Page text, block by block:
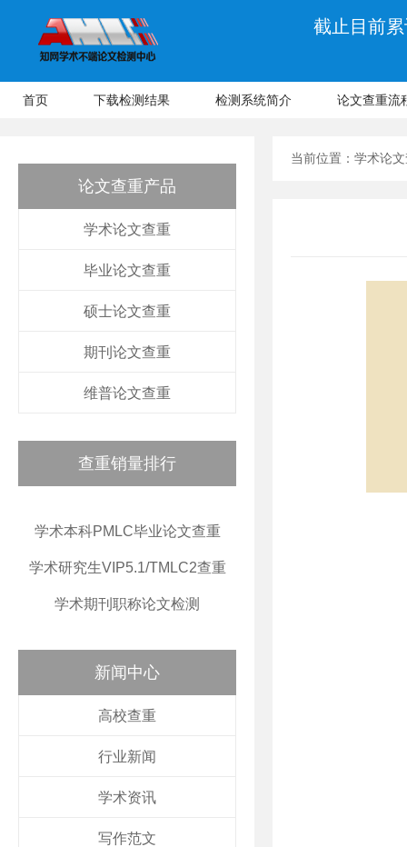
截止目前
首页 下载检测结果 检测系统简介 论文查重流
论文查重产品
学术论文查重
毕业论文查重
硕士论文查重
期刊论文查重
维普论文查重
查重销量排行
学术本科PMLC毕业论文查重
学术研究生VIP5.1/TMLC2查重
学术期刊职称论文检测
新闻中心
高校查重
行业新闻
学术资讯
写作范文
当前位置： 学术论